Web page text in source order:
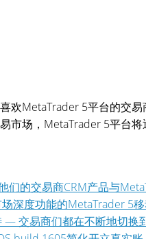
欢MetaTrader 5平台的交
市场，MetaTrader 5平台
们的交易商CRM产品与
深度功能的MetaTrader 5
— 交易商们都在不断地切换